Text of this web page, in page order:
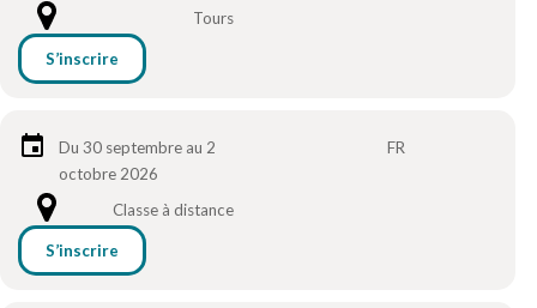
Tours
S’inscrire
Du 30 septembre au 2
octobre 2026
FR
Classe à distance
S’inscrire